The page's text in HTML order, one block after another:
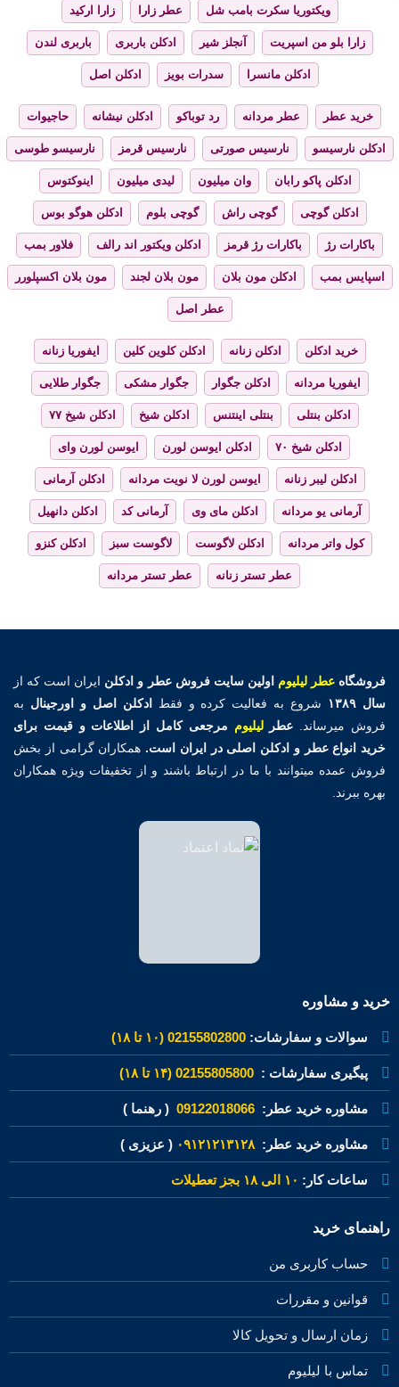
ویکتوریا سکرت بامب شل عطر زارا زارا ارکید
زارا بلو من اسپریت آنجلز شیر ادکلن باربری باربری لندن
ادکلن مانسرا سدرات بویز ادکلن اصل
خرید عطر عطر مردانه رد توباکو ادکلن نیشانه حاجیوات
ادکلن نارسیسو نارسیس صورتی نارسیس قرمز نارسیسو طوسی
ادکلن پاکو رابان وان میلیون لیدی میلیون اینوکتوس
ادکلن گوچی گوچی راش گوچی بلوم ادکلن هوگو بوس
باکارات رژ باکارات رژ قرمز ادکلن ویکتور اند رالف فلاور بمب
اسپایس بمب ادکلن مون بلان مون بلان لجند مون بلان اکسپلورر
عطر اصل
خرید ادکلن ادکلن زنانه ادکلن کلوین کلین ایفوریا زنانه
ایفوریا مردانه ادکلن جگوار جگوار مشکی جگوار طلایی
ادکلن بنتلی بنتلی اینتنس ادکلن شیخ ادکلن شیخ ۷۷
ادکلن شیخ ۷۰ ادکلن ایوسن لورن ایوسن لورن وای
ادکلن لیبر زنانه ایوسن لورن لا نویت مردانه ادکلن آرمانی
آرمانی یو مردانه ادکلن مای وی آرمانی کد ادکلن دانهیل
کول واتر مردانه ادکلن لاگوست لاگوست سبز ادکلن کنزو
عطر تستر زنانه عطر تستر مردانه
فروشگاهعطر لیلیوم اولین سایت فروش عطر و ادکلن ایران است که از
سال ۱۳۸۹
شروع به فعالیت کرده و فقط ادکلن اصل و اورجینال به
فروش میرساند. عطرلیلیوم مرجعی کامل از اطلاعات و قیمت برای
خرید انواع عطر و ادکلن اصلی در ایران است. همکاران گرامی از بخش
فروش عمده میتوانند با ما در ارتباط باشند و از تخفیفات ویژه همکاران
بهره ببرند.
خرید و مشاوره
سوالات و سفارشات: 02155802800 (۱۰ تا ۱۸)
پیگیری سفارشات : 02155805800 (۱۴ تا ۱۸)
مشاوره خرید عطر: 09122018066 ( رهنما )
مشاوره خرید عطر:۰۹۱۲۱۲۱۳۱۲۸ ( عزیزی )
ساعات کار: ۱۰ الی ۱۸ بجز تعطیلات
راهنمای خرید
حساب کاربری من
قوانین و مقررات
زمان ارسال و تحویل کالا
تماس با لیلیوم